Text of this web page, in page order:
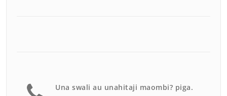
Una swali au unahitaji maombi? piga.